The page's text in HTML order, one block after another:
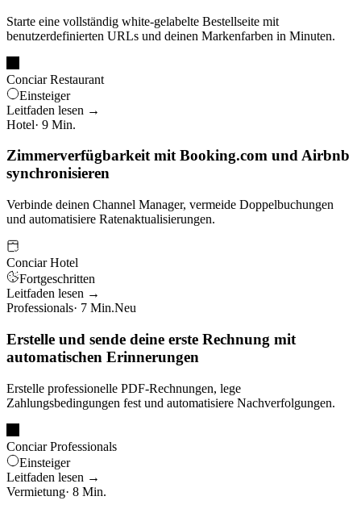
Starte eine vollständig white-gelabelte Bestellseite mit
benutzerdefinierten URLs und deinen Markenfarben in Minuten.
Conciar Restaurant
Einsteiger
Leitfaden lesen →
Hotel· 9 Min.
Zimmerverfügbarkeit mit Booking.com und Airbnb
synchronisieren
Verbinde deinen Channel Manager, vermeide Doppelbuchungen
und automatisiere Ratenaktualisierungen.
Conciar Hotel
Fortgeschritten
Leitfaden lesen →
Professionals· 7 Min.Neu
Erstelle und sende deine erste Rechnung mit
automatischen Erinnerungen
Erstelle professionelle PDF-Rechnungen, lege
Zahlungsbedingungen fest und automatisiere Nachverfolgungen.
Conciar Professionals
Einsteiger
Leitfaden lesen →
Vermietung· 8 Min.